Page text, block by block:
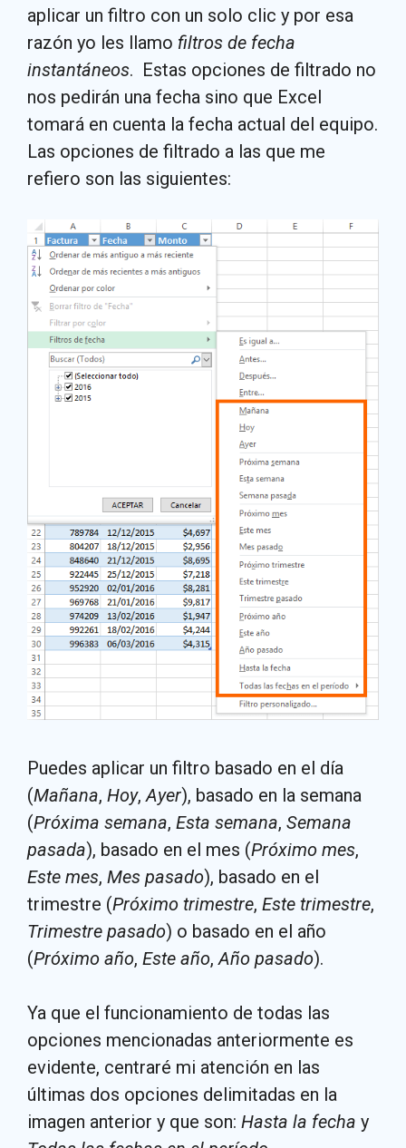
aplicar un filtro con un solo clic y por esa
razón yo les llamo filtros de fecha
instantáneos. Estas opciones de filtrado no
nos pedirán una fecha sino que Excel
tomará en cuenta la fecha actual del equipo.
Las opciones de filtrado a las que me
refiero son las siguientes:
Puedes aplicar un filtro basado en el día
(Mañana, Hoy, Ayer), basado en la semana
(Próxima semana, Esta semana, Semana
pasada), basado en el mes (Próximo mes,
Este mes, Mes pasado), basado en el
trimestre (Próximo trimestre, Este trimestre,
Trimestre pasado) o basado en el año
(Próximo año, Este año, Año pasado).
Ya que el funcionamiento de todas las
opciones mencionadas anteriormente es
evidente, centraré mi atención en las
últimas dos opciones delimitadas en la
imagen anterior y que son: Hasta la fecha y